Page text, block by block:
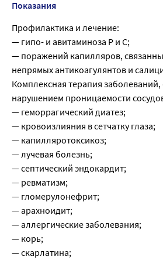
Показания
Профилактика и лечение:
— гипо- и авитаминоза Р и С;
— поражений капилляров,
непрямых антикоагулянтов и
Комплексная терапия
нарушением проницаемости
— геморрагический диатез;
— кровоизлияния в сетчатку глаза;
— капилляротоксикоз;
— лучевая болезнь;
— септический эндокардит;
— ревматизм;
— гломерулонефрит;
— арахноидит;
— аллергические заболевания;
— корь;
— скарлатина;